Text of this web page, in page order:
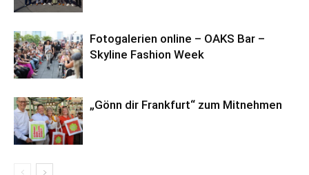
Fotogalerien online – OAKS Bar –
Skyline Fashion Week
„Gönn dir Frankfurt“ zum Mitnehmen